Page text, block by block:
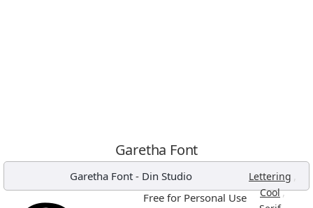
Garetha Font
Garetha Font- Din Studio Lettering ,
Cool,
Free for Personal Use